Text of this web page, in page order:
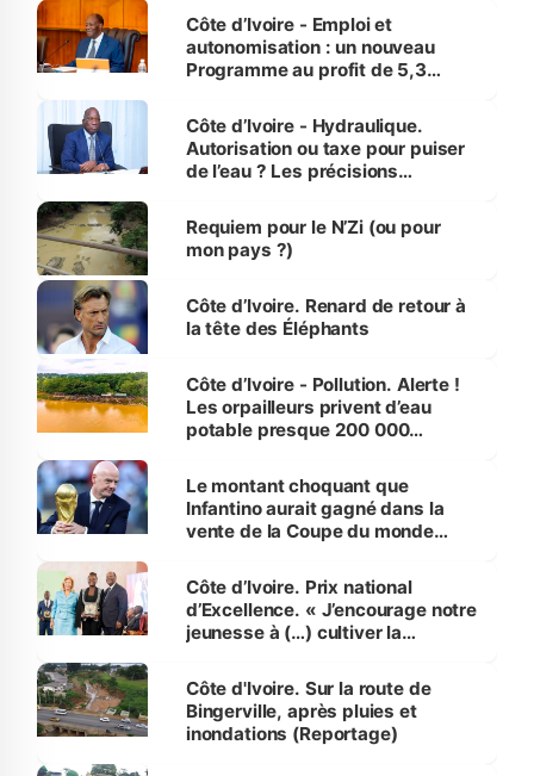
et Yamoussoukro
Côte d’Ivoire - Emploi et
autonomisation : un nouveau
Programme au profit de 5,3
Côte d’Ivoire - Hydraulique.
Autorisation ou taxe pour puiser
de l’eau ? Les précisions
Requiem pour le N’Zi (ou pour
mon pays ?)
Côte d’Ivoire. Renard de retour à
la tête des Éléphants
Côte d’Ivoire - Pollution. Alerte !
Les orpailleurs privent d’eau
potable presque 200 000
Le montant choquant que
Infantino aurait gagné dans la
vente de la Coupe du monde
Côte d’Ivoire. Prix national
d’Excellence. « J’encourage notre
jeunesse à (…) cultiver la
(Alassane Ouattara
Côte d'Ivoire. Sur la route de
Bingerville, après pluies et
inondations (Reportage)